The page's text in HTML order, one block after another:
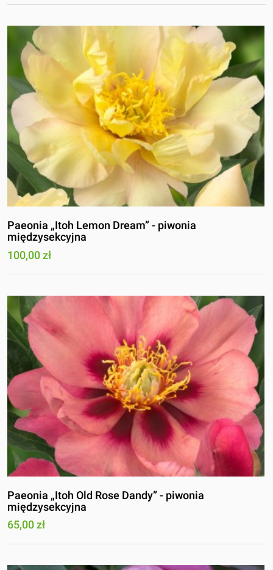
Paeonia „Itoh Lemon Dream” - piwonia
międzysekcyjna
100,00 zł
Paeonia „Itoh Old Rose Dandy” - piwonia
międzysekcyjna
65,00 zł